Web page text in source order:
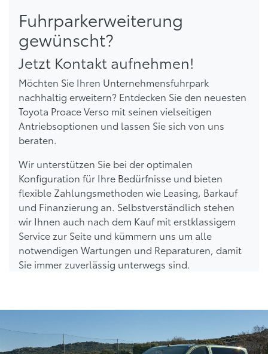
Fuhrparkerweiterung
gewünscht?
Jetzt Kontakt aufnehmen!
Möchten Sie Ihren Unternehmensfuhrpark
nachhaltig erweitern? Entdecken Sie den neuesten
Toyota Proace Verso mit seinen vielseitigen
Antriebsoptionen und lassen Sie sich von uns
beraten.
Wir unterstützen Sie bei der optimalen
Konfiguration für Ihre Bedürfnisse und bieten
flexible Zahlungsmethoden wie Leasing, Barkauf
und Finanzierung an. Selbstverständlich stehen
wir Ihnen auch nach dem Kauf mit erstklassigem
Service zur Seite und kümmern uns um alle
notwendigen Wartungen und Reparaturen, damit
Sie immer zuverlässig unterwegs sind.